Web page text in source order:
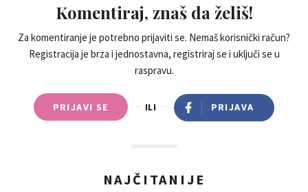
Komentiraj, znaš da želiš!
Za komentiranje je potrebno prijaviti se. Nemaš korisnički račun?
Registracija je brza i jednostavna, registriraj se i uključi se u
raspravu.
PRIJAVI SE ILI PRIJAVA
NAJČITANIJE